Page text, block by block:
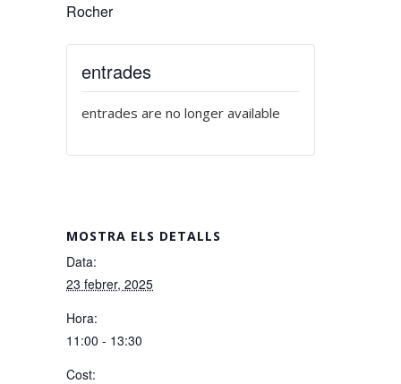
Rocher
MOSTRA ELS DETALLS
Data:
23 febrer, 2025
Hora:
11:00 - 13:30
Cost:
entrades
entrades are no longer available